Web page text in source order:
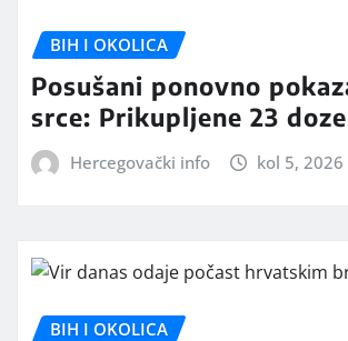
BIH I OKOLICA
Posušani ponovno
srce: Prikupljene 23
Hercegovački info kol 5, 2026
BIH I OKOLICA